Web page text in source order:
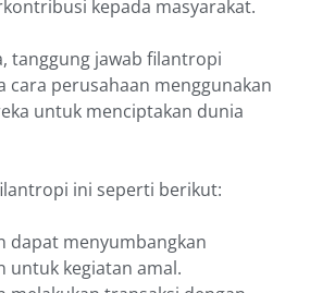
kepada masyarakat.
tanggung jawab filantropi
cara perusahaan menggunakan
untuk menciptakan dunia
ini seperti berikut:
dapat menyumbangkan
untuk kegiatan amal.